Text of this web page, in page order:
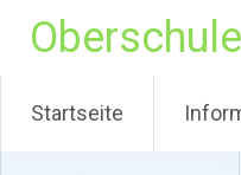
Inhalt
springen
Startseite